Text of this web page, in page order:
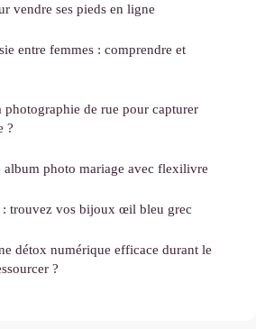
vendre ses pieds en ligne
entre femmes : comprendre et
de rue pour capturer
?
album photo mariage avec flexilivre
: trouvez vos bijoux œil bleu grec
détox numérique efficace durant le
?